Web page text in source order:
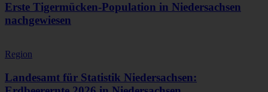
Erste Tigermücken-Population in Niedersachsen
nachgewiesen
Region
Landesamt für Statistik Niedersachsen: